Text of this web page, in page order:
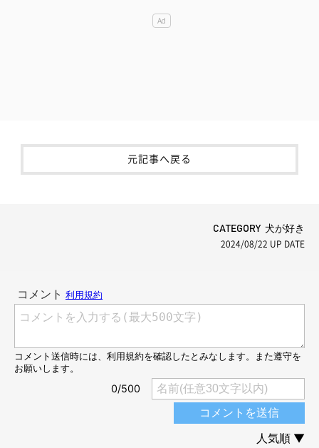
元記事へ戻る
CATEGORY 犬が好き
2024/08/22 UP DATE